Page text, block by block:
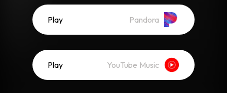
Play Pandora
Play YouTube Music